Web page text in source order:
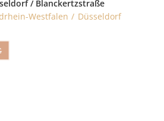
/ Blanckertzstraße
Westfalen Düsseldorf